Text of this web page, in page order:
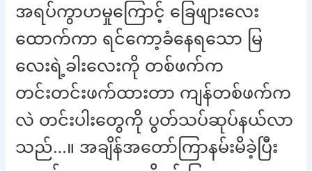
အရပ်ကွာဟမှုကြောင့် ခြေဖျားလေး
ထောက်ကာ ရင်ကော့ခံနေရသော မြ
လေးရဲ့ခါးလေးကို တစ်ဖက်က
တင်းတင်းဖက်ထားတာ ကျန်တစ်ဖက်က
လဲ တင်းပါးတွေကို ပွတ်သပ်ဆုပ်နယ်လာ
သည်…။ အချိန်အတော်ကြာနမ်းမိခဲ့ပြီး